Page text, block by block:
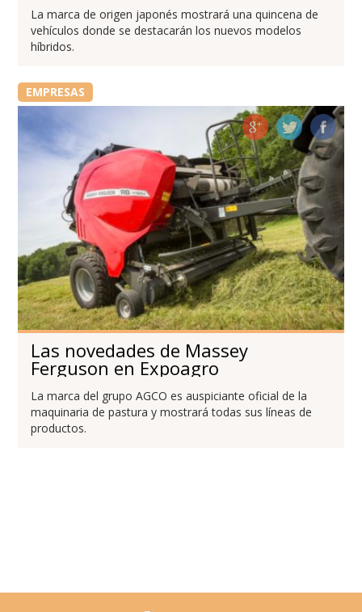
La marca de origen japonés mostrará una quincena de
vehículos donde se destacarán los nuevos modelos
híbridos.
EMPRESAS
Las novedades de Massey
Ferguson en Expoagro
La marca del grupo AGCO es auspiciante oficial de la
maquinaria de pastura y mostrará todas sus líneas de
productos.